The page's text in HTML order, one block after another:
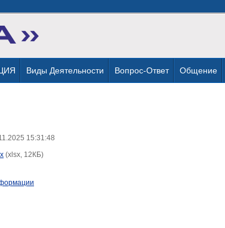
Виды Деятельности Вопрос-Ответ Общение
15:31:48
(xlsx, 12КБ)